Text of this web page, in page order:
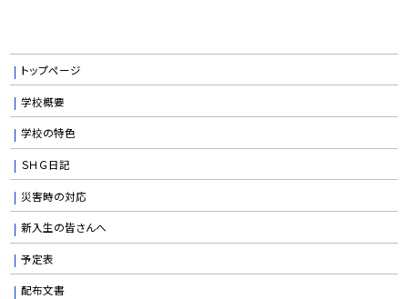
トップページ
学校概要
学校の特色
ＳＨＧ日記
災害時の対応
新入生の皆さんへ
予定表
配布文書